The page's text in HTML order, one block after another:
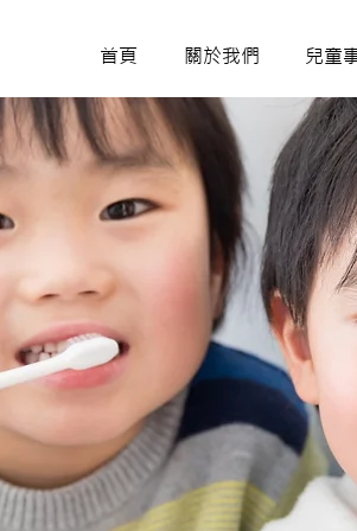
首頁 關於我們 兒童